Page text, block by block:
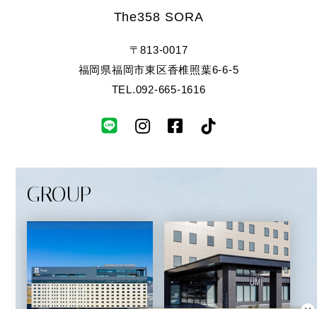
The358 SORA
〒813-0017
福岡県福岡市東区香椎照葉6-6-5
TEL.092-665-1616
I
t
a
g
F
e
o
T
t
o
k
GROUP